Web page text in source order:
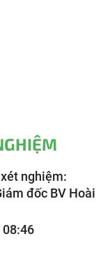
nghiệm:
đốc BV Hoài